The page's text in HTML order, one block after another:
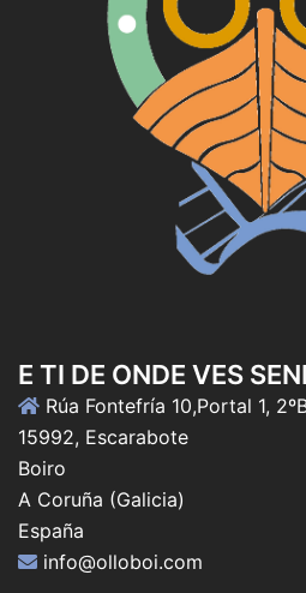
E TI DE ONDE VES
Rúa Fontefría 10,Portal 1,
15992, Escarabote
Boiro
A Coruña (Galicia)
España
info@olloboi.com